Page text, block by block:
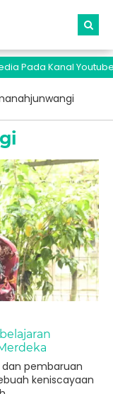
Kanal Youtube
dan pembaruan
keniscayaan